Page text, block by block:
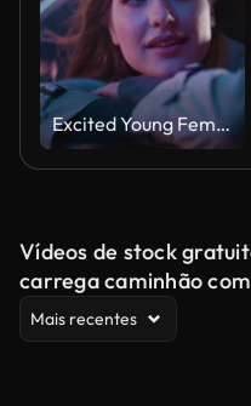
Excited Young Female está sentada no banco de trás de um carro, viajando para casa à noite. Olhando para fora da janela com espanto de como é bonita é a rua da cidade com placas de neon trabalhando. Filmagens Cinematográficas.
Vídeos de stock
carrega caminhão
Mais recentes